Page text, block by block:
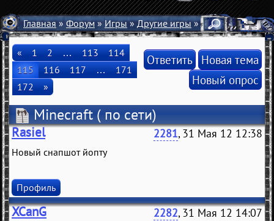
Главная»Форум»Игры»Другие игры» Minecraft
« 1 2 … 113
114
115
116 117 …
171
172
»
Ответить Новая тема
Новый опрос
Minecraft ( по сети)
Rasiel 2281, 31 Мая 12 12:38
Новый снапшот йопту
Профиль
XCanG 2282, 31 Мая 12 14:07